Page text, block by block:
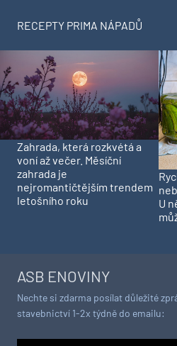
RECEPTY PRIMA NÁPADŮ
Zahrada, která rozkvétá a
voní až večer. Měsíční
zahrada je
nejromantičtějším trendem
letošního roku
U
ASB ENOVINY
Nechte si zdarma posílat důležité
stavebnictví 1-2x týdně do emailu: